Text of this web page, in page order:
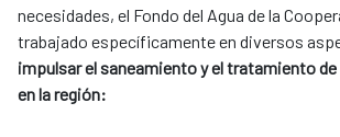
necesidades, el Fondo del Agua de la
trabajado específicamente en diversos
impulsar el saneamiento y el tratamiento
en la región: